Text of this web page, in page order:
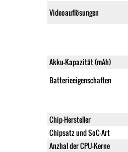
Videoauflösungen
Akku-Kapazität (mAh)
Batterieeigenschaften
Chip-Hersteller
Chipsatz und SoC-Art
Anzhal der CPU-Kerne